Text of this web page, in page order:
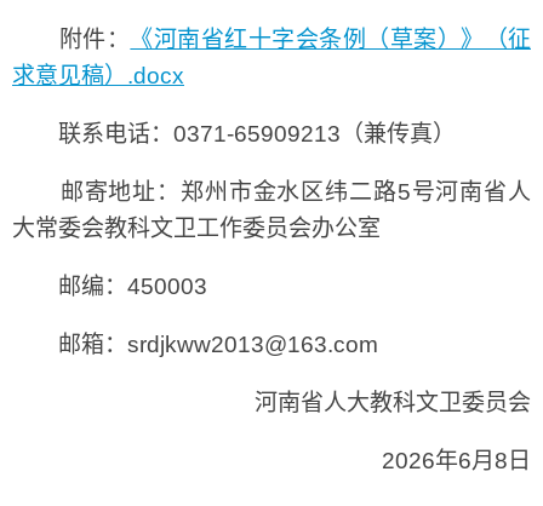
附件：
《河南省红十字会条例（草案）》（征
求意见稿）.docx
联系电话：0371-65909213（兼传真）
邮寄地址：郑州市金水区纬二路5号河南省人
大常委会教科文卫工作委员会办公室
邮编：450003
邮箱：srdjkww2013@163.com
河南省人大教科文卫委员会
2026年6月8日